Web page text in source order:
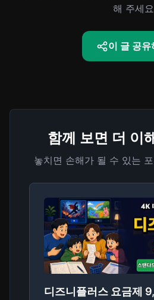
해 주세요
이 글 공유
함께 보면 더 이
놓치면 손해가 될 수 있는
디즈니플러스 요금제